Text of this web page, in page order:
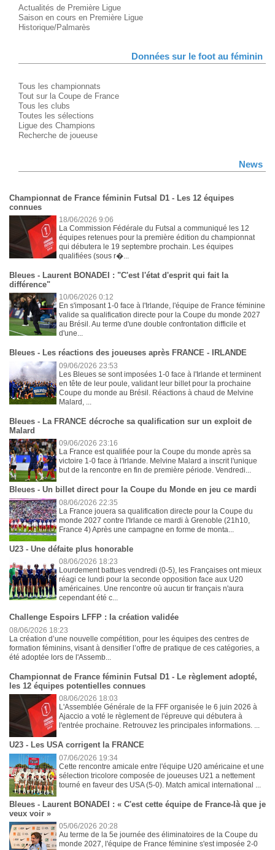
Actualités de Première Ligue
Saison en cours en Première Ligue
Historique/Palmarès
Données sur le foot au féminin
Tous les championnats
Tout sur la Coupe de France
Tous les clubs
Toutes les sélections
Ligue des Champions
Recherche de joueuse
News
Championnat de France féminin Futsal D1 - Les 12 équipes
connues
18/06/2026 9:06
La Commission Fédérale du Futsal a communiqué les 12
équipes retenues pour la première édition du championnat
qui débutera le 19 septembre prochain. Les équipes
qualifiées (sous r�...
Bleues - Laurent BONADEI : "C'est l'état d'esprit qui fait la
différence"
10/06/2026 0:12
En s'imposant 1-0 face à l'Irlande, l'équipe de France féminine
valide sa qualification directe pour la Coupe du monde 2027
au Brésil. Au terme d'une double confrontation difficile et
d'une...
Bleues - Les réactions des joueuses après FRANCE - IRLANDE
09/06/2026 23:53
Les Bleues se sont imposées 1-0 face à l'Irlande et terminent
en tête de leur poule, validant leur billet pour la prochaine
Coupe du monde au Brésil. Réactions à chaud de Melvine
Malard, ...
Bleues - La FRANCE décroche sa qualification sur un exploit de
Malard
09/06/2026 23:16
La France est qualifiée pour la Coupe du monde après sa
victoire 1-0 face à l'Irlande. Melvine Malard a inscrit l'unique
but de la rencontre en fin de première période. Vendredi...
Bleues - Un billet direct pour la Coupe du Monde en jeu ce mardi
08/06/2026 22:35
La France jouera sa qualification directe pour la Coupe du
monde 2027 contre l'Irlande ce mardi à Grenoble (21h10,
France 4) Après une campagne en forme de monta...
U23 - Une défaite plus honorable
08/06/2026 18:23
Lourdement battues vendredi (0-5), les Françaises ont mieux
réagi ce lundi pour la seconde opposition face aux U20
américaines. Une rencontre où aucun tir français n'aura
cependant été c...
Challenge Espoirs LFFP : la création validée
08/06/2026 18:23
La création d’une nouvelle compétition, pour les équipes des centres de
formation féminins, visant à densifier l’offre de pratique de ces catégories, a
été adoptée lors de l'Assemb...
Championnat de France féminin Futsal D1 - Le règlement adopté,
les 12 équipes potentielles connues
08/06/2026 18:03
L'Assemblée Générale de la FFF organisée le 6 juin 2026 à
Ajaccio a voté le règlement de l'épreuve qui débutera à
l'entrée prochaine. Retrouvez les principales informations. ...
U23 - Les USA corrigent la FRANCE
07/06/2026 19:34
Cette rencontre amicale entre l'équipe U20 américaine et une
sélection tricolore composée de joueuses U21 a nettement
tourné en faveur des USA (5-0). Match amical international ...
Bleues - Laurent BONADEI : « C'est cette équipe de France-là que je
veux voir »
05/06/2026 20:28
Au terme de la 5e journée des éliminatoires de la Coupe du
monde 2027, l'équipe de France féminine s'est imposée 2-0